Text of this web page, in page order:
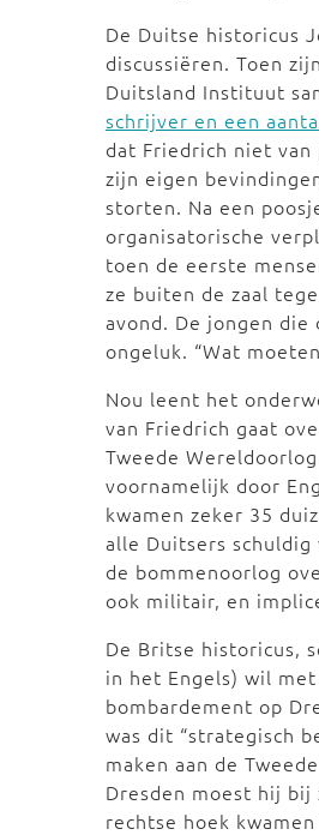
De Duitse historicus
discussiëren. Toen
Duitsland Instituut
schrijver en een
dat Friedrich niet
zijn eigen
storten. Na een
organisatorische
toen de eerste
ze buiten de zaal
avond. De jongen
ongeluk. “Wat
Nou leent het
van Friedrich gaat
Tweede
voornamelijk door
kwamen zeker 35
alle Duitsers
de bommenoorlog
ook militair, en
De Britse historicus,
in het Engels) wil
bombardement op
was dit “strategisch
maken aan de
Dresden moest hij
rechtse hoek